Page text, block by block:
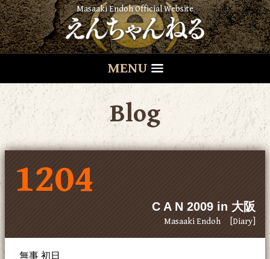
Masaaki Endoh Official Website
MENU
Blog
1204
C A N 2009 in 大阪
Masaaki Endoh [Diary]
無事 初日